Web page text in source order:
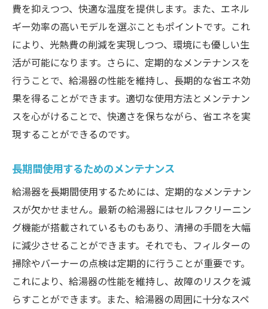
費を抑えつつ、快適な温度を提供します。また、エネル
ギー効率の高いモデルを選ぶこともポイントです。これ
により、光熱費の削減を実現しつつ、環境にも優しい生
活が可能になります。さらに、定期的なメンテナンスを
行うことで、給湯器の性能を維持し、長期的な省エネ効
果を得ることができます。適切な使用方法とメンテナン
スを心がけることで、快適さを保ちながら、省エネを実
現することができるのです。
長期間使用するためのメンテナンス
給湯器を長期間使用するためには、定期的なメンテナン
スが欠かせません。最新の給湯器にはセルフクリーニン
グ機能が搭載されているものもあり、清掃の手間を大幅
に減少させることができます。それでも、フィルターの
掃除やバーナーの点検は定期的に行うことが重要です。
これにより、給湯器の性能を維持し、故障のリスクを減
らすことができます。また、給湯器の周囲に十分なスペ